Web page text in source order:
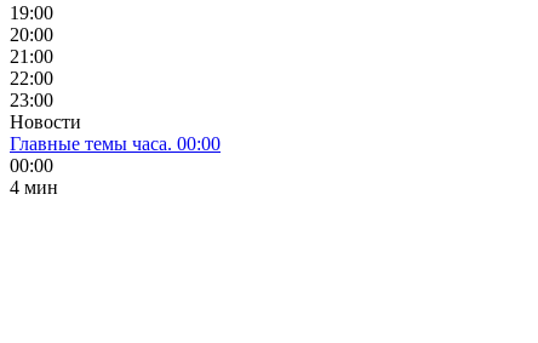
19:00
20:00
21:00
22:00
23:00
Новости
Главные темы часа. 00:00
00:00
4 мин